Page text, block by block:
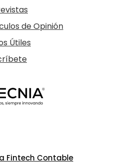
de Opinión
Útiles
Fintech Contable